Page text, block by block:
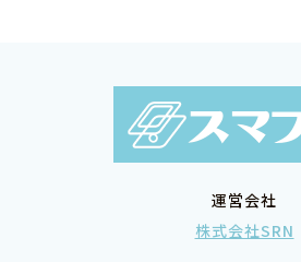
運営会社
株式会社SRN